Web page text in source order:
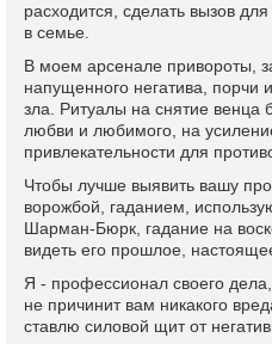
расходится, сделать вызов
в семье.
В моем арсенале привороты,
напущенного негатива, порчи
зла. Ритуалы на снятие венца
любви и любимого, на
привлекательности для
Чтобы лучше выявить вашу
ворожбой, гаданием,
Шарман-Бюрк, гадание на
видеть его прошлое,
Я - профессионал своего
не причинит вам никакого
ставлю силовой щит от